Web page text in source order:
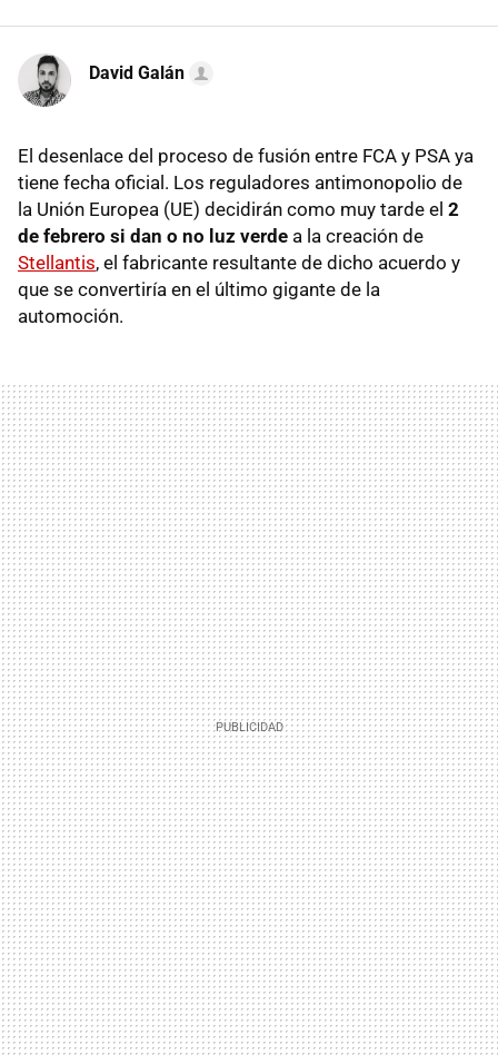
David Galán
El desenlace del proceso de fusión entre FCA y PSA ya
tiene fecha oficial. Los reguladores antimonopolio de
la Unión Europea (UE) decidirán como muy tarde el 2
de febrero si dan o no luz verde a la creación de
Stellantis, el fabricante resultante de dicho acuerdo y
que se convertiría en el último gigante de la
automoción.